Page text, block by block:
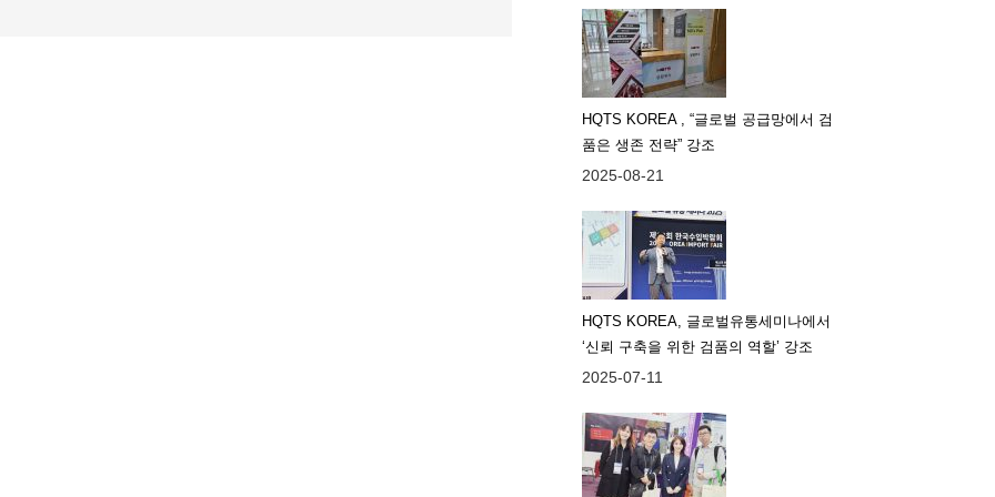
HQTS KOREA , “글로벌 공급망에서 검
품은 생존 전략” 강조
2025-08-21
HQTS KOREA, 글로벌유통세미나에서
‘신뢰 구축을 위한 검품의 역할’ 강조
2025-07-11